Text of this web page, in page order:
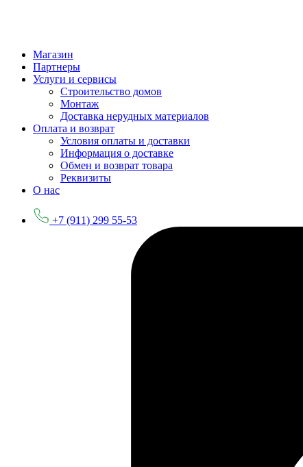
Магазин
Партнеры
Услуги и сервисы
Строительство домов
Монтаж
Доставка нерудных материалов
Оплата и возврат
Условия оплаты и доставки
Информация о доставке
Обмен и возврат товара
Реквизиты
О нас
+7 (911) 299 55-53